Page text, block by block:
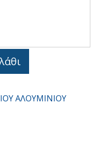
ΑΛΟΥΜΙΝΙΟΥ